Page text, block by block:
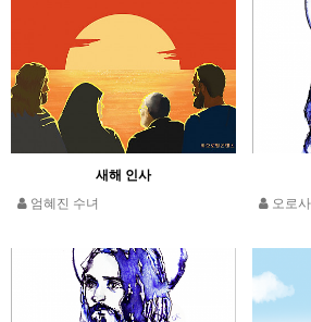
새해 인사
엄혜진 수녀
오로